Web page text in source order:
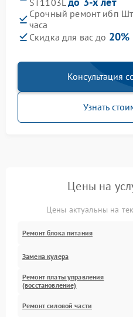
ST1103L
Срочный ремонт ибп
часа
Скидка для вас до 20%
Консультация
Узнать
Цены на
Цены актуальны на
Ремонт блока питания
Замена кулера
Ремонт платы управления
(восстановление)
Ремонт силовой части